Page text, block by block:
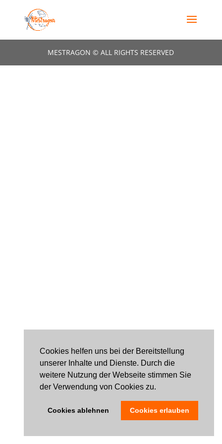
Cookies helfen uns bei der Bereitstellung
unserer Inhalte und Dienste. Durch die
weitere Nutzung der Webseite stimmen Sie
der Verwendung von Cookies zu.
Cookies ablehnen Cookies erlauben
MESTRAGON © ALL RIGHTS RESERVED